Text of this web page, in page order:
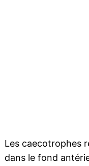
Les caecotrophes
dans le fond